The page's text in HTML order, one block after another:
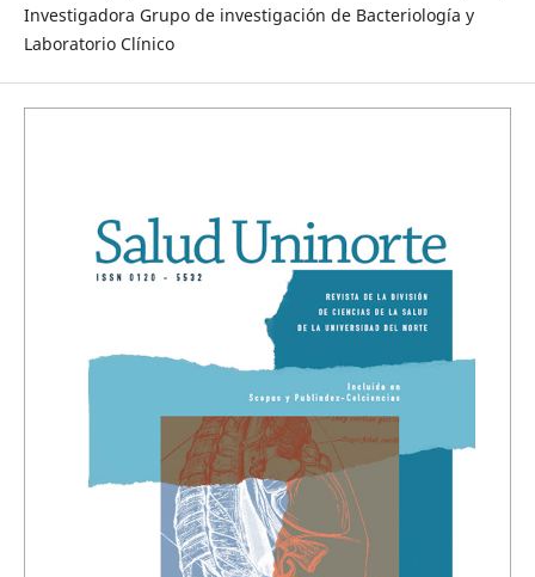
Investigadora Grupo de investigación de Bacteriología y
Laboratorio Clínico